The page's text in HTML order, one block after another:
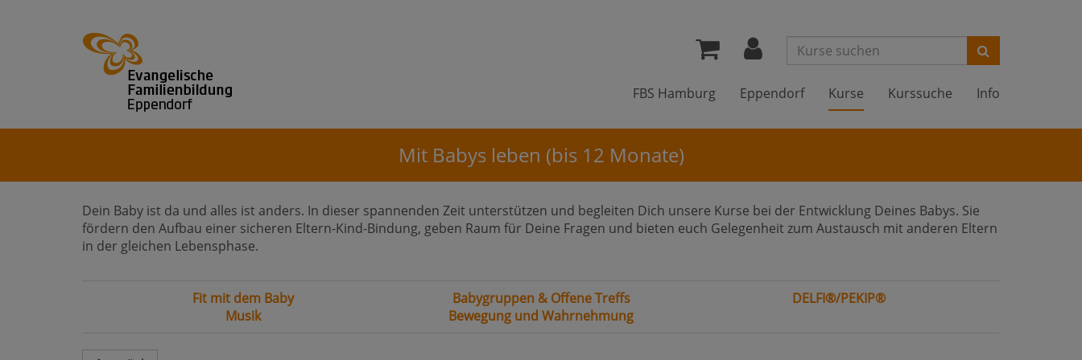
Suchen
FBS Hamburg Eppendorf Kurse Kurssuche Info
Mit Babys leben (bis 12 Monate)
Dein Baby ist da und alles ist anders. In dieser spannenden Zeit unterstützen und begleiten Dich unsere Kurse bei der Entwicklung Deines Babys. Sie
fördern den Aufbau einer sicheren Eltern-Kind-Bindung, geben Raum für Deine Fragen und bieten euch Gelegenheit zum Austausch mit anderen Eltern
in der gleichen Lebensphase.
Fit mit dem Baby Babygruppen & Offene Treffs
DELFI®/PEKIP®
Musik
Bewegung und Wahrnehmung